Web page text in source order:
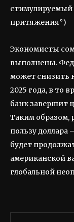
стимулируемый
притяжения”)
Экономисты
выполнены.
может снизить
2025 года, в то
банк завершит
Таким образом,
пользу доллара
будет
американской
глобальной